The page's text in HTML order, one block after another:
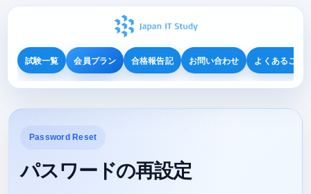
試験一覧 会員プラン 合格報告記 お問い合わせ よくあるご質
Password Reset
パスワードの再設定